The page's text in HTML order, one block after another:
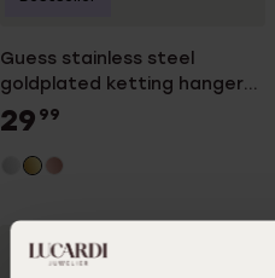
Guess stainless steel
goldplated ketting hanger
4g logo voor dames
29 99